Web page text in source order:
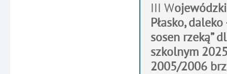
III W
Płasko,
sosen rzeką”
szkolnym
2005/2006